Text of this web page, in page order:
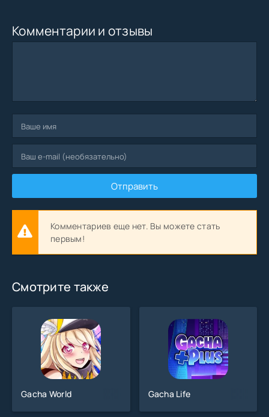
Комментарии и отзывы
Отправить
Комментариев еще нет. Вы можете стать
первым!
Смотрите также
Gacha World Gacha Life